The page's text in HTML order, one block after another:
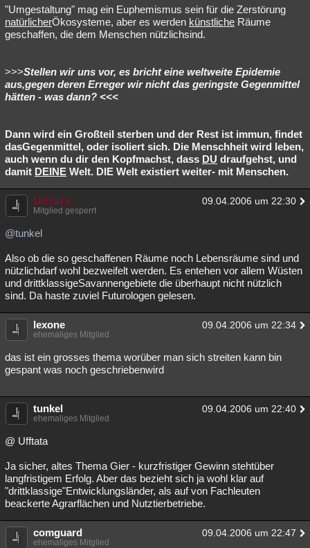
"Umgestaltung" mag ein Euphemismus sein für die Zerstörung
natürlicherÖkosysteme, aber es werden künstliche Räume
geschaffen, die dem Menschen nützlichsind.
>>>Stellen wir uns vor, es bricht eine weltweite Epidemie
aus,gegen deren Erreger wir nicht das geringste Gegenmittel
hätten - was dann? <<<
Dann wird ein Großteil sterben und der Rest ist immun, findet
dasGegenmittel, oder isoliert sich. Die Menschheit wird leben,
auch wenn du dir den Kopfmachst, dass DU draufgehst, und
damit DEINE Welt. DIE Welt existiert weiter- mit Menschen.
UffTaTa 09.04.2006 um 22:30
Mitglied gesperrt
@tunkel
Also ob die so geschaffenen Räume noch Lebensräume sind und
nützlichdarf wohl bezweifelt werden. Es entehen vor allem Wüsten
und drittklassigeSavannengebiete die überhaupt nicht nützlich
sind. Da haste zuviel Futurologen gelesen.
lexone 09.04.2006 um 22:34
ehemaliges Mitglied
das ist ein grosses thema worüber man sich streiten kann bin
gespant was noch geschriebenwird
tunkel 09.04.2006 um 22:40
ehemaliges Mitglied
@ Ufftata
Ja sicher, altes Thema Gier - kurzfristiger Gewinn stehtüber
langfristigem Erfolg. Aber das bezieht sich ja wohl klar auf
"drittklassige"Entwicklungsländer, als auf von Fachleuten
beackerte Agrarflächen und Nutztierbetriebe.
comguard 09.04.2006 um 22:47
ehemaliges Mitglied